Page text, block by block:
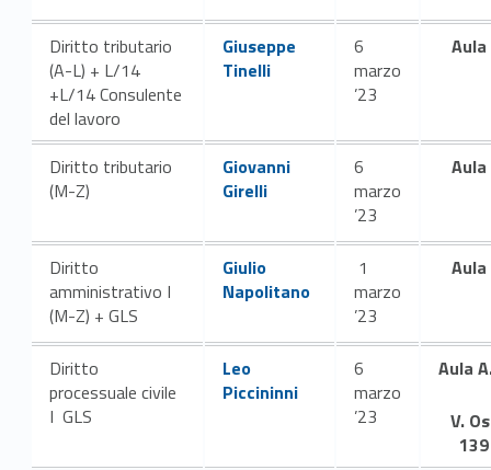
n
n
I
s
m
Diritto tributario
(A-L) + L/14
+L/14 Consulente
del lavoro
Link identifier #identifier__6028-2
Giuseppe
Tinelli
6
marzo
’23
Aula
Diritto tributario
(M-Z)
Link identifier #identifier__173054-3
Giovanni
Girelli
6
marzo
’23
Aula
Diritto
amministrativo I
(M-Z) + GLS
Link identifier #identifier__77978-4
Giulio
Napolitano
1
marzo
’23
Aula
Diritto
processuale civile
I GLS
Link identifier #identifier__141048-5Leo
Piccininni
6
marzo
’23
Aula
V.
139